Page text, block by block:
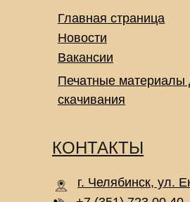
КОНТАКТЫ
Главная страница
Новости
Печатные материалы
скачивания
Вакансии
г. Челябинск, ул.